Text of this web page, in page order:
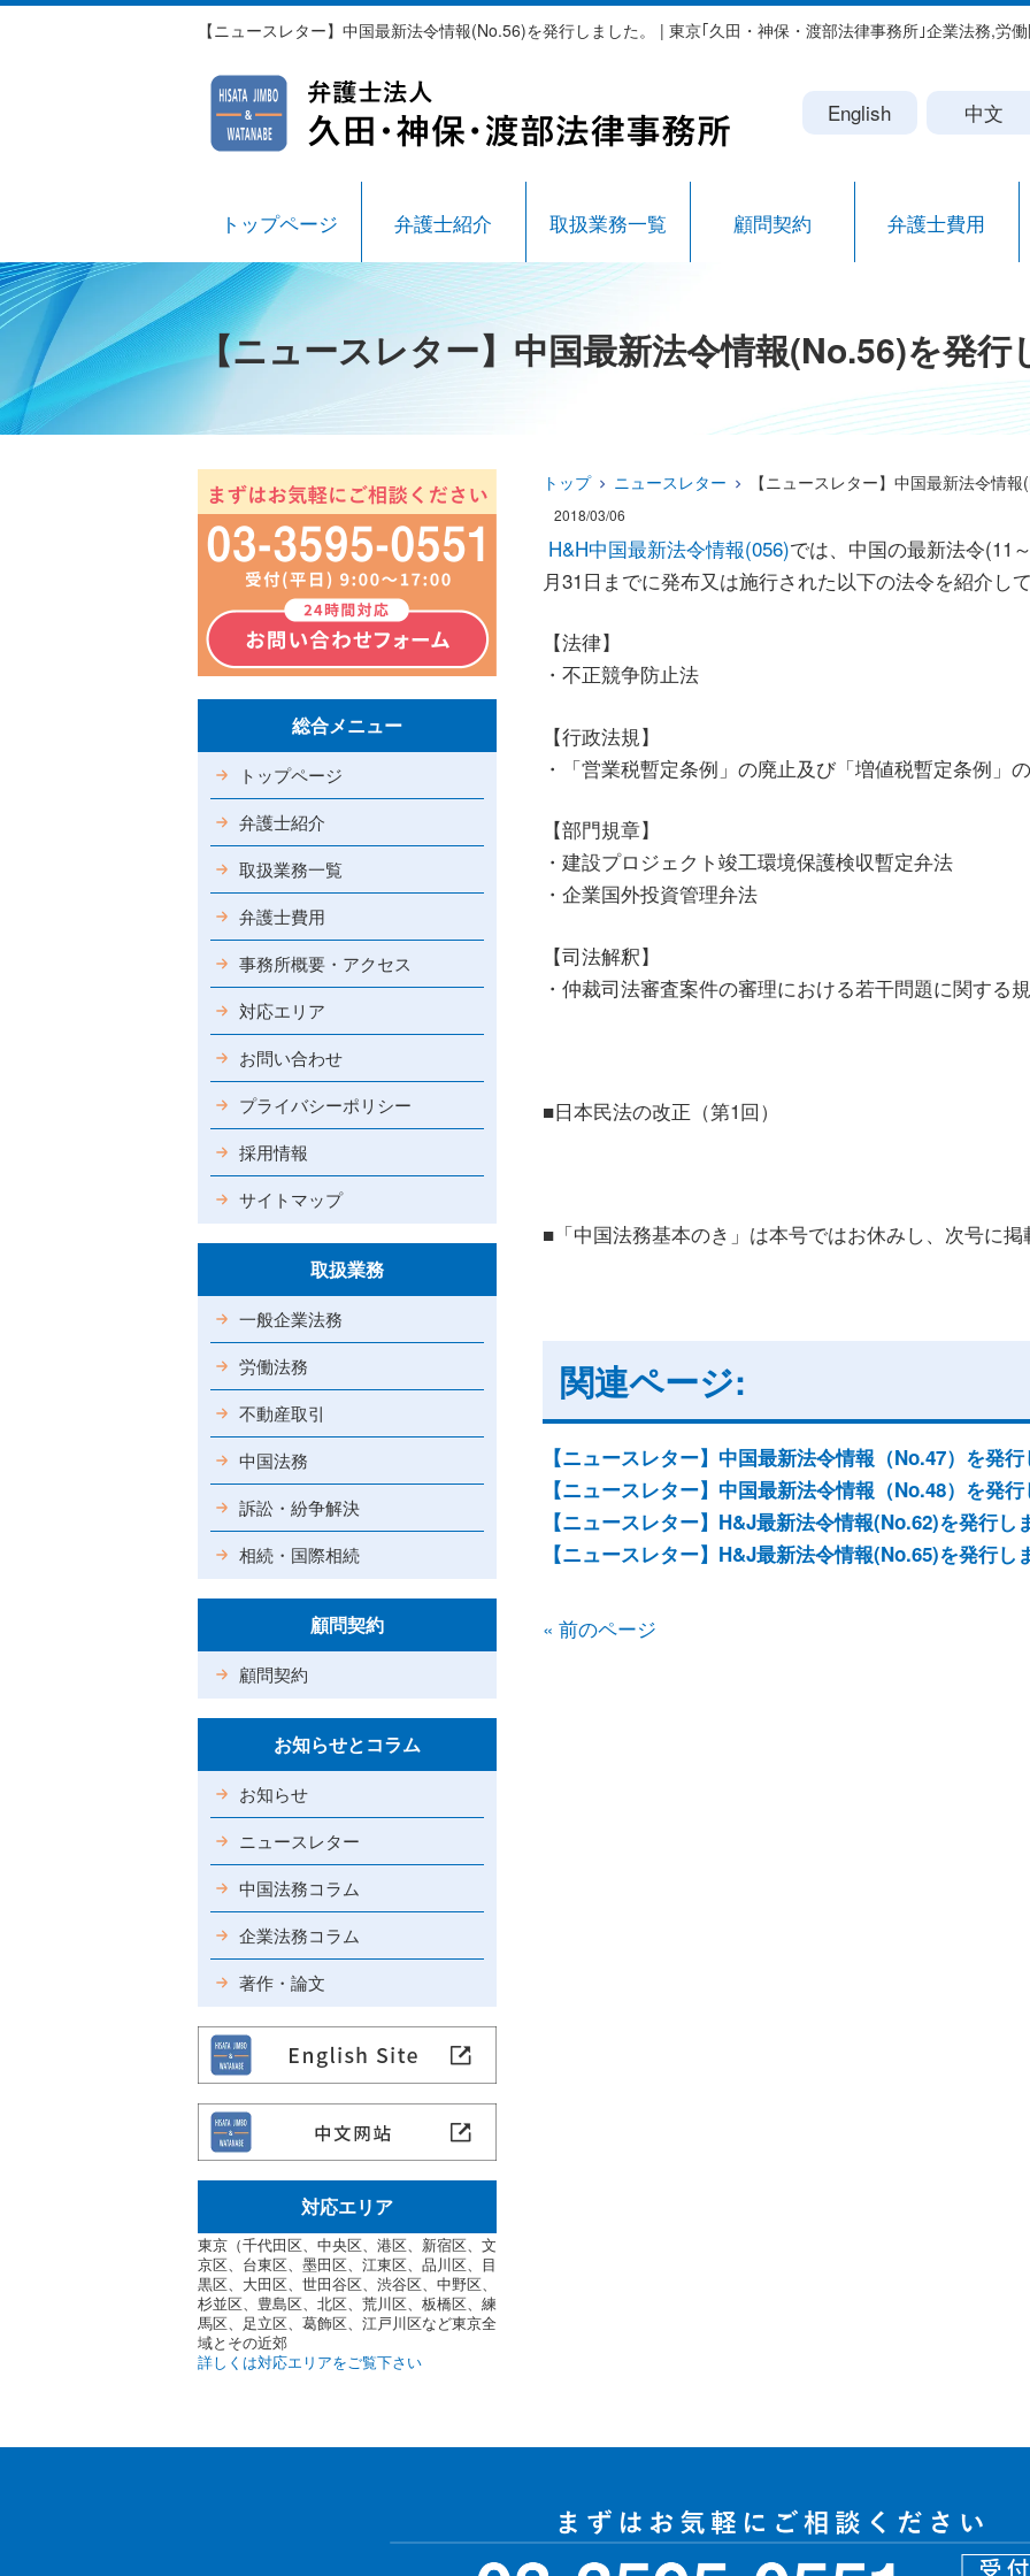
【ニュースレター】中国最新法令情報(No.56)を発行しました。 | 東京｢久田・神保・渡部法律事務所｣企業法務,労
English 中文
トップページ 弁護士紹介 取扱業務一覧 顧問契約 弁護士費用
【ニュースレター】中国最新法令情報(No.56)を発行
トップ ニュースレター 【ニュースレター】中国最新法令情報
2018/03/06
H&H中国最新法令情報(056)では、中国の最新法令(11
月31日までに発布又は施行された以下の法令を紹介して
【法律】
・不正競争防止法
【行政法規】
・「営業税暫定条例」の廃止及び「増値税暫定条例
【部門規章】
・建設プロジェクト竣工環境保護検収暫定弁法
・企業国外投資管理弁法
【司法解釈】
・仲裁司法審査案件の審理における若干問題に関する
■日本民法の改正（第1回）
■「中国法務基本のき」は本号ではお休みし、次号に掲
関連ページ:
【ニュースレター】中国最新法令情報（No.47）を発行
【ニュースレター】中国最新法令情報（No.48）を発行
【ニュースレター】H&J最新法令情報(No.62)を発行し
【ニュースレター】H&J最新法令情報(No.65)を発行し
« 前のページ
総合メニュー
トップページ
弁護士紹介
取扱業務一覧
弁護士費用
事務所概要・アクセス
対応エリア
お問い合わせ
プライバシーポリシー
採用情報
サイトマップ
取扱業務
一般企業法務
労働法務
不動産取引
中国法務
訴訟・紛争解決
相続・国際相続
顧問契約
顧問契約
お知らせとコラム
お知らせ
ニュースレター
中国法務コラム
企業法務コラム
著作・論文
対応エリア
東京（千代田区、中央区、港区、新宿区、文
京区、台東区、墨田区、江東区、品川区、目
黒区、大田区、世田谷区、渋谷区、中野区、
杉並区、豊島区、北区、荒川区、板橋区、練
馬区、足立区、葛飾区、江戸川区など東京全
域とその近郊
詳しくは対応エリアをご覧下さい